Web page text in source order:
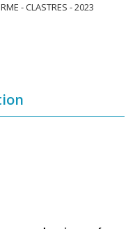
- CLASTRES - 2023